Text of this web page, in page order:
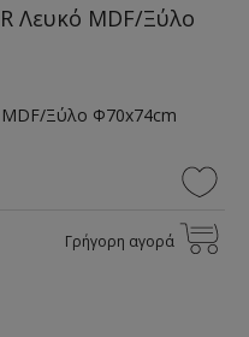
Λευκό MDF/Ξύλο
MDF/Ξύλο Φ70x74cm
Γρήγορη αγορά